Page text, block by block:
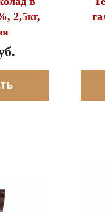
2,5кг,